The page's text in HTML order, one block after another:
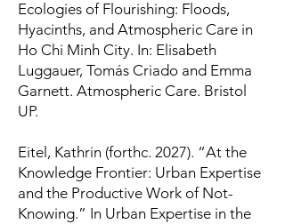
Ecologies of Flourishing: Floods,
Hyacinths, and Atmospheric Care in
Ho Chi Minh City. In: Elisabeth
Luggauer, Tomás Criado and Emma
Garnett. Atmospheric Care. Bristol
UP.
Eitel, Kathrin (forthc. 2027). “At the
Knowledge Frontier: Urban Expertise
and the Productive Work of Not-
Knowing.” In Urban Expertise in the